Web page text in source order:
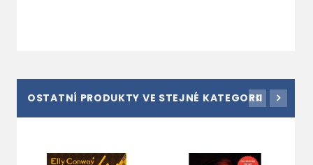
OSTATNÍ PRODUKTY VE STEJNÉ KATEGORII